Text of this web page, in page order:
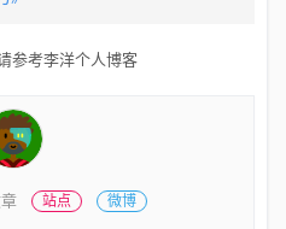
参考李洋个人博客
站点 微博